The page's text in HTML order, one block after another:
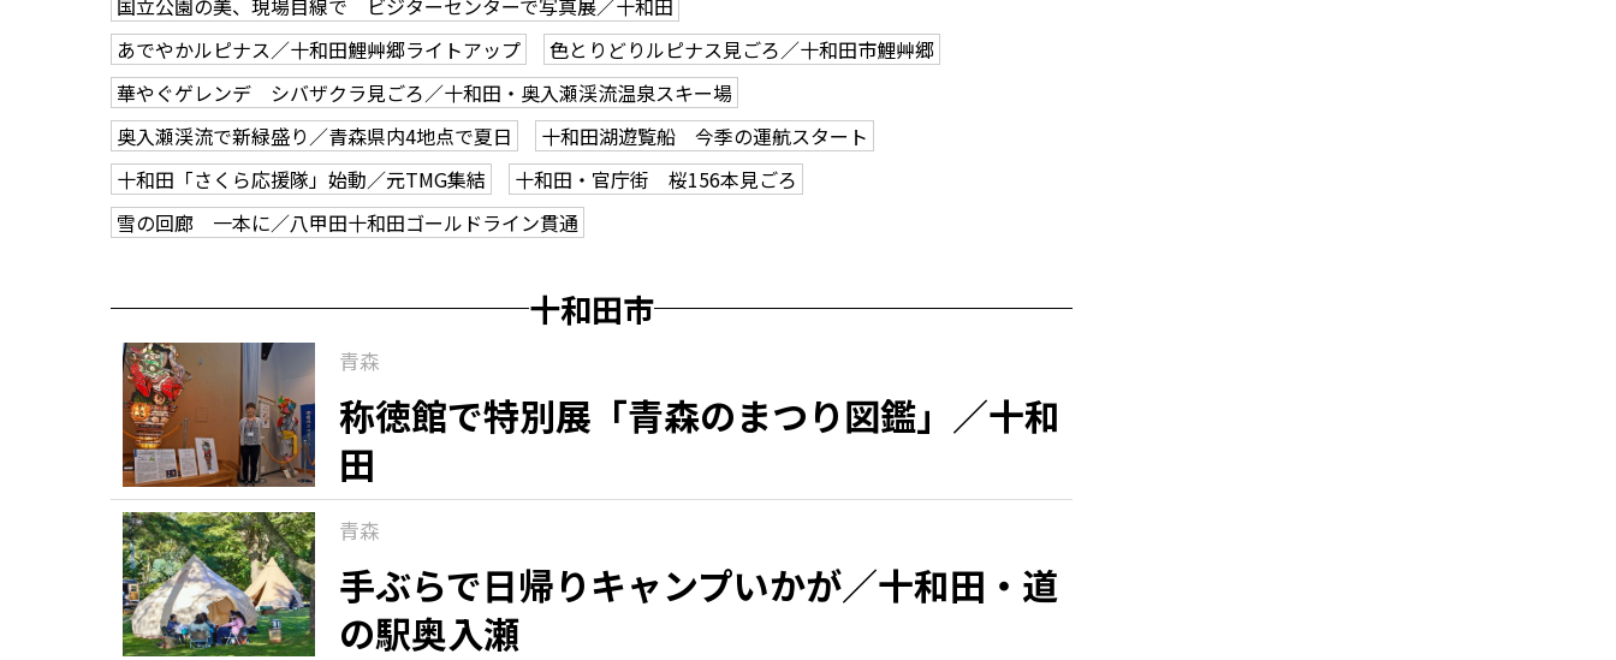
国立公園の美、現場目線で ビジターセンターで写真展／十和田
あでやかルピナス／十和田鯉艸郷ライトアップ
色とりどりルピナス見ごろ／十和田市鯉艸郷
華やぐゲレンデ シバザクラ見ごろ／十和田・奥入瀬渓流温泉スキー場
奥入瀬渓流で新緑盛り／青森県内4地点で夏日
十和田湖遊覧船 今季の運航スタート
十和田「さくら応援隊」始動／元TMG集結
十和田・官庁街 桜156本見ごろ
雪の回廊 一本に／八甲田十和田ゴールドライン貫通
十和田市
青森
称徳館で特別展「青森のまつり図鑑」／十和
田
青森
手ぶらで日帰りキャンプいかが／十和田・道
の駅奥入瀬